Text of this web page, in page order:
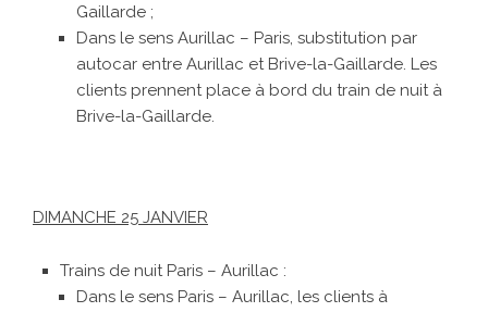
Gaillarde ;
Dans le sens Aurillac – Paris, substitution par
autocar entre Aurillac et Brive-la-Gaillarde. Les
clients prennent place à bord du train de nuit à
Brive-la-Gaillarde.
DIMANCHE 25 JANVIER
Trains de nuit Paris – Aurillac :
Dans le sens Paris – Aurillac, les clients à